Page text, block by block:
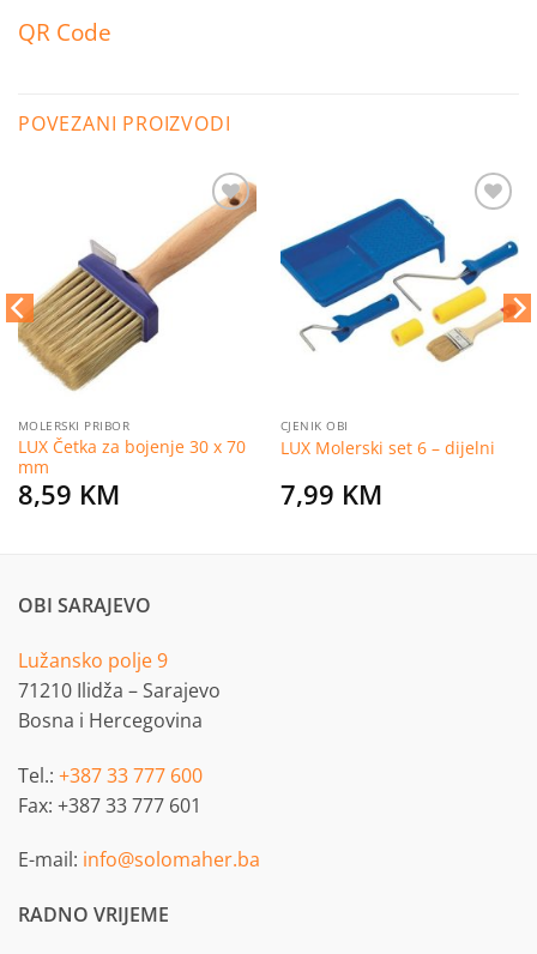
QR Code
POVEZANI PROIZVODI
Dodaj
na
MOLERSKI PRIBOR
LUX Četka za bojenje 30 x 70
mm
8,59 KM
listu
želja
CJENIK OBI
LUX Molerski set 6 – dijelni
7,99 KM
OBI SARAJEVO
Lužansko polje 9
71210 Ilidža – Sarajevo
Bosna i Hercegovina
Tel.: +387 33 777 600
Fax: +387 33 777 601
E-mail: info@solomaher.ba
RADNO VRIJEME